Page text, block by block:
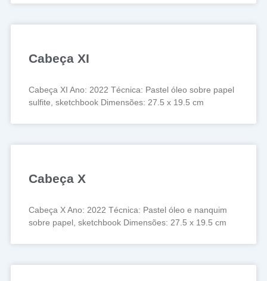
Cabeça XI
Cabeça XI Ano: 2022 Técnica: Pastel óleo sobre papel
sulfite, sketchbook Dimensões: 27.5 x 19.5 cm
Cabeça X
Cabeça X Ano: 2022 Técnica: Pastel óleo e nanquim
sobre papel, sketchbook Dimensões: 27.5 x 19.5 cm